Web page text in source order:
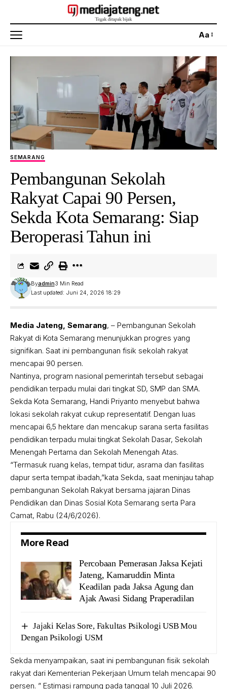
Aa
SEMARANG
Pembangunan Sekolah
Rakyat Capai 90 Persen,
Sekda Kota Semarang: Siap
Beroperasi Tahun ini
Last updated: Juni 24, 2026 18:29
Byadmin3 Min Read
Media Jateng, Semarang, – Pembangunan Sekolah
Rakyat di Kota Semarang menunjukkan progres yang
signifikan. Saat ini pembangunan fisik sekolah rakyat
mencapai 90 persen.
Nantinya, program nasional pemerintah tersebut sebagai
pendidikan terpadu mulai dari tingkat SD, SMP dan SMA.
Sekda Kota Semarang, Handi Priyanto menyebut bahwa
lokasi sekolah rakyat cukup representatif. Dengan luas
mencapai 6,5 hektare dan mencakup sarana serta fasilitas
pendidikan terpadu mulai tingkat Sekolah Dasar, Sekolah
Menengah Pertama dan Sekolah Menengah Atas.
“Termasuk ruang kelas, tempat tidur, asrama dan fasilitas
dapur serta tempat ibadah,”kata Sekda, saat meninjau tahap
pembangunan Sekolah Rakyat bersama jajaran Dinas
Pendidikan dan Dinas Sosial Kota Semarang serta Para
Camat, Rabu (24/6/2026).
More Read
Percobaan Pemerasan Jaksa Kejati
Jateng, Kamaruddin Minta
Keadilan pada Jaksa Agung dan
Ajak Awasi Sidang Praperadilan
Jajaki Kelas Sore, Fakultas Psikologi USB Mou
Dengan Psikologi USM
Sekda menyampaikan, saat ini pembangunan fisik sekolah
rakyat dari Kementerian Pekerjaan Umum telah mencapai 90
persen. ” Estimasi rampung pada tanggal 10 Juli 2026.